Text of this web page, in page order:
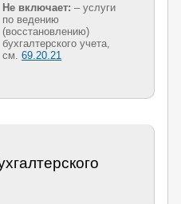
Не включает: – услуги
по ведению
(восстановлению)
бухгалтерского учета,
см. 69.20.21